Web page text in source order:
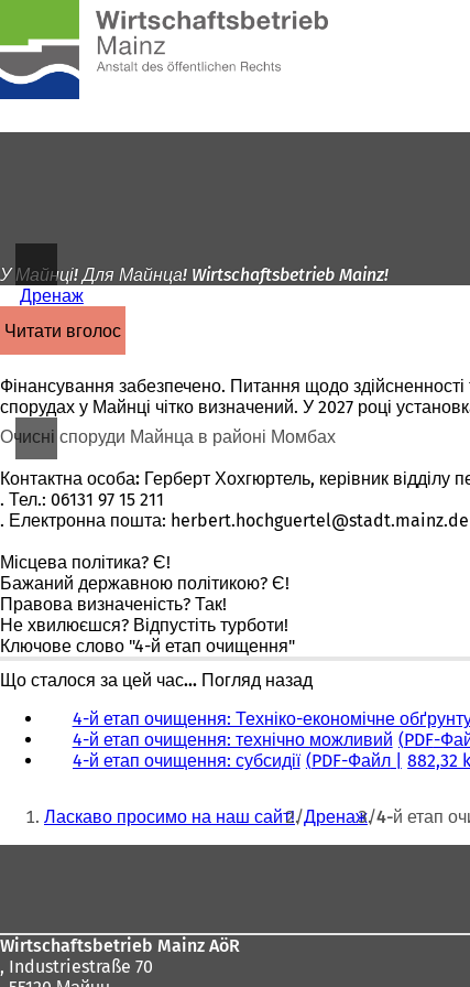
Перейти до змісту
сторінку
У Майнці! Для Майнца! Wirtschaftsbetrieb Mainz!
Дренаж
читати вголос
Фінансування забезпечено. Питання щодо
спорудах у Майнці чітко визначений. У 2027 році
Очисні споруди Майнца в районі Момбах
Контактна особа: Герберт Хохгюртель, керівник
. Тел.: 06131 97 15 211
. Електронна пошта: herbert.hochguertel stadt.mainz de
Місцева політика? Є!
Бажаний державною політикою? Є!
Правова визначеність? Так!
Не хвилюєшся? Відпустіть турботи!
Ключове слово "4-й етап очищення"
Що сталося за цей час... Погляд назад
4-й етап очищення: Техніко-економічне
4-й етап очищення: технічно можливий PDF-
4-й етап очищення: субсидії PDF-Файл 882,32
Ти
тут:
Ласкаво просимо на наш сайт! Дренаж 4-й етап
Wirtschaftsbetrieb Mainz AöR
, Industriestraße 70